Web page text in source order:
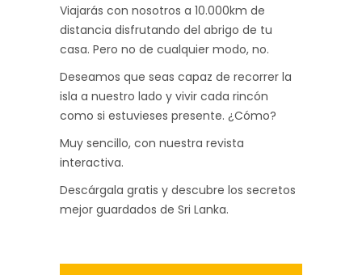
Viajarás con nosotros a 10.000km de
distancia disfrutando del abrigo de tu
casa. Pero no de cualquier modo, no.
Deseamos que seas capaz de recorrer la
isla a nuestro lado y vivir cada rincón
como si estuvieses presente. ¿Cómo?
Muy sencillo, con nuestra revista
interactiva.
Descárgala gratis y descubre los secretos
mejor guardados de Sri Lanka.